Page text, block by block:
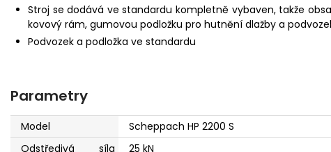
Stroj se dodává ve standardu kompletně vybaven, takže
kovový rám, gumovou podložku pro hutnění dlažby a
Podvozek a podložka ve standardu
Parametry
Model
Scheppach HP 2200 S
Odstředivá síla
25 kN